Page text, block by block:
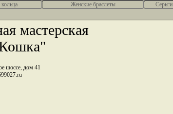
Женские браслеты Серьги
мастерская
шоссе, дом 41